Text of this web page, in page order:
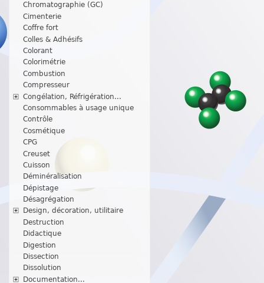
Chromatographie (GC)
Cimenterie
Coffre fort
Colles & Adhésifs
Colorant
Colorimétrie
Combustion
Compresseur
Congélation, Réfrigération...
Consommables à usage unique
Contrôle
Cosmétique
CPG
Creuset
Cuisson
Déminéralisation
Dépistage
Désagrégation
Design, décoration, utilitaire
Destruction
Didactique
Digestion
Dissection
Dissolution
Documentation...